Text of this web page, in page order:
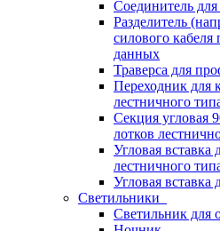
Соединитель для
Разделитель
силового кабеля
данных
Траверса для
Переходник для
лестничного
Секция угловая
лотков
Угловая вставка
лестничного
Угловая вставка
Светильники
Светильник для